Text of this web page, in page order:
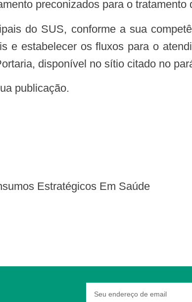
preconizados para o
e estabelecer os fluxos para o
disponível no sítio citado no
publicação.
Estratégicos Em Saúde